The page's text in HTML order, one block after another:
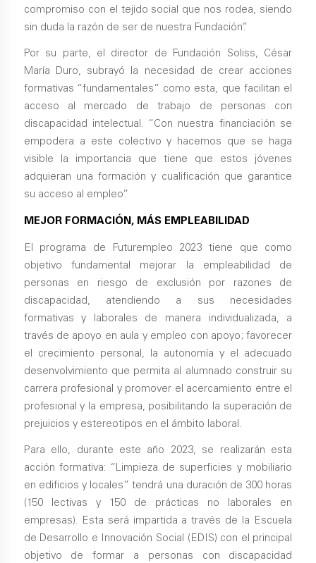
compromiso con el tejido social que nos rodea, siendo
sin duda la razón de ser de nuestra Fundación”.
Por su parte, el director de Fundación Soliss, César
María Duro, subrayó la necesidad de crear acciones
formativas “fundamentales” como esta, que facilitan el
acceso al mercado de trabajo de personas con
discapacidad intelectual. “Con nuestra financiación se
empodera a este colectivo y hacemos que se haga
visible la importancia que tiene que estos jóvenes
adquieran una formación y cualificación que garantice
su acceso al empleo”.
MEJOR FORMACIÓN, MÁS EMPLEABILIDAD
El programa de Futurempleo 2023 tiene que como
objetivo fundamental mejorar la empleabilidad de
personas en riesgo de exclusión por razones de
discapacidad, atendiendo a sus necesidades
formativas y laborales de manera individualizada, a
través de apoyo en aula y empleo con apoyo; favorecer
el crecimiento personal, la autonomía y el adecuado
desenvolvimiento que permita al alumnado construir su
carrera profesional y promover el acercamiento entre el
profesional y la empresa, posibilitando la superación de
prejuicios y estereotipos en el ámbito laboral.
Para ello, durante este año 2023, se realizarán esta
acción formativa: “Limpieza de superficies y mobiliario
en edificios y locales” tendrá una duración de 300 horas
(150 lectivas y 150 de prácticas no laborales en
empresas). Esta será impartida a través de la Escuela
de Desarrollo e Innovación Social (EDIS) con el principal
objetivo de formar a personas con discapacidad